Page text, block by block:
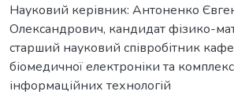
Науковий керівник: Антоненко
Олександрович, кандидат фізико-
старший науковий співробітник
біомедичної електроніки та
інформаційних технологій